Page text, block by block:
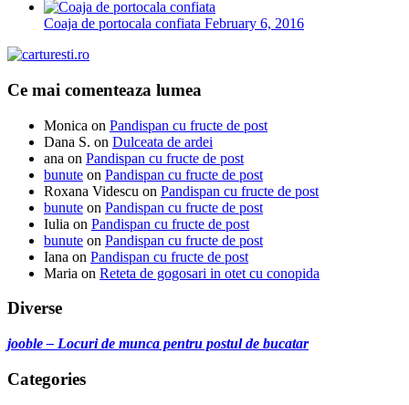
Coaja de portocala confiata February 6, 2016
Ce mai comenteaza lumea
Monica on Pandispan cu fructe de post
Dana S. on Dulceata de ardei
ana on Pandispan cu fructe de post
bunute on Pandispan cu fructe de post
Roxana Videscu on Pandispan cu fructe de post
bunute on Pandispan cu fructe de post
Iulia on Pandispan cu fructe de post
bunute on Pandispan cu fructe de post
Iana on Pandispan cu fructe de post
Maria on Reteta de gogosari in otet cu conopida
Diverse
jooble – Locuri de munca pentru postul de bucatar
Categories